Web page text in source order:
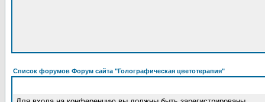
Список форумов Форум сайта "Голографическая цветотерапия"